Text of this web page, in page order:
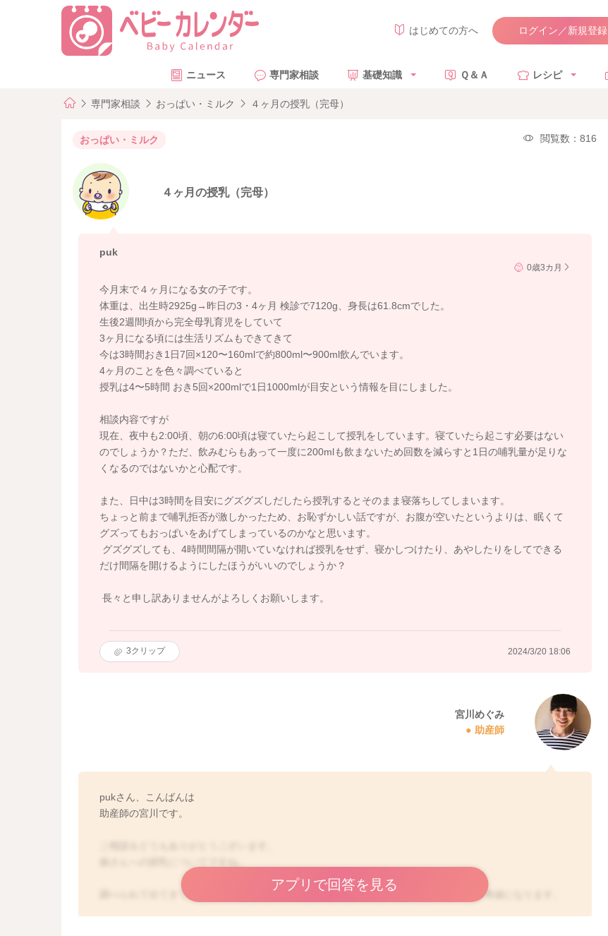
はじめての方へ ログイン／新規登録
ニュース 専門家相談 基礎知識 Ｑ＆Ａ レシピ
専門家相談 おっぱい・ミルク ４ヶ月の授乳（完母）
おっぱい・ミルク 閲覧数：816
４ヶ月の授乳（完母）
puk
0歳3カ月
今月末で４ヶ月になる女の子です。
体重は、出生時2925g→昨日の3・4ヶ月 検診で7120g、身長は61.8cmでした。
生後2週間頃から完全母乳育児をしていて
3ヶ月になる頃には生活リズムもできてきて
今は3時間おき1日7回×120〜160mlで約800ml〜900ml飲んでいます。
4ヶ月のことを色々調べていると
授乳は4〜5時間 おき5回×200mlで1日1000mlが目安という情報を目にしました。
相談内容ですが
現在、夜中も2:00頃、朝の6:00頃は寝ていたら起こして授乳をしています。寝ていたら起こす必要はない
のでしょうか？ただ、飲みむらもあって一度に200mlも飲まないため回数を減らすと1日の哺乳量が足りな
くなるのではないかと心配です。
また、日中は3時間を目安にグズグズしだしたら授乳するとそのまま寝落ちしてしまいます。
ちょっと前まで哺乳拒否が激しかったため、お恥ずかしい話ですが、お腹が空いたというよりは、眠くて
グズってもおっぱいをあげてしまっているのかなと思います。
グズグズしても、4時間間隔が開いていなければ授乳をせず、寝かしつけたり、あやしたりをしてできる
だけ間隔を開けるようにしたほうがいいのでしょうか？
長々と申し訳ありませんがよろしくお願いします。
3クリップ 2024/3/20 18:06
宮川めぐみ
助産師
pukさん、こんばんは
助産師の宮川です。
調べられて出てきていた1日の哺乳量が1000mlということですが、これはあくまでも参考値になります。
アプリで回答を見る